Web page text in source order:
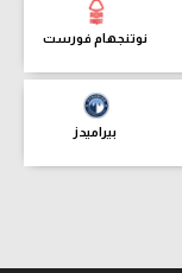
نوتنجهام فورست
بيراميدز